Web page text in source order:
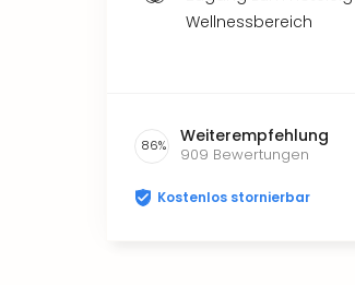
Wellnessbereich
86% Weiterempfehlung
909 Bewertungen
Kostenlos stornierbar